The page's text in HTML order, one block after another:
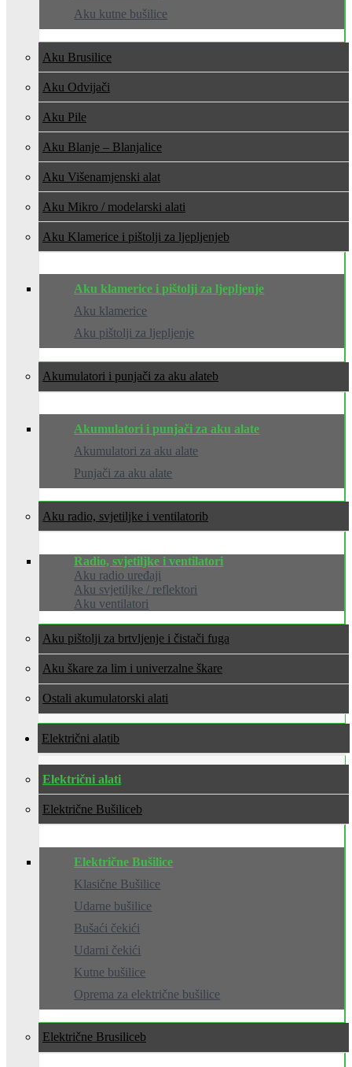
Aku kutne bušilice
Aku Brusilice
Aku Odvijači
Aku Pile
Aku Blanje – Blanjalice
Aku Višenamjenski alat
Aku Mikro / modelarski alati
Aku Klamerice i pištolji za ljepljenje
Aku klamerice i pištolji za ljepljenje
Aku klamerice
Aku pištolji za ljepljenje
Akumulatori i punjači za aku alate
Akumulatori i punjači za aku alate
Akumulatori za aku alate
Punjači za aku alate
Aku radio, svjetiljke i ventilatori
Radio, svjetiljke i ventilatori
Aku radio uređaji
Aku svjetiljke / reflektori
Aku ventilatori
Aku pištolji za brtvljenje i čistači fuga
Aku škare za lim i univerzalne škare
Ostali akumulatorski alati
Električni alati
Električni alati
Električne Bušilice
Električne Bušilice
Klasične Bušilice
Udarne bušilice
Bušaći čekići
Udarni čekići
Kutne bušilice
Oprema za električne bušilice
Električne Brusilice